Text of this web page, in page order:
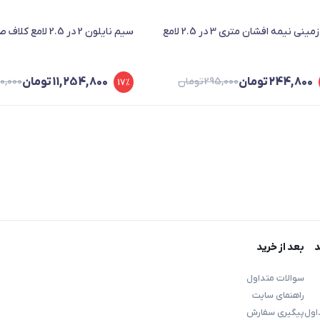
نیمه افشان متری 3 در 2.5 لامع
295,000تومان 244,800تومان
سیم نایلون 2 در 2.5 لامع کلاف صد متری
قیمت
11,254,800تومان
قیمت
17%
بعد از خرید
سوالات متداول
راهنمای سایت
پیگیری سفارش